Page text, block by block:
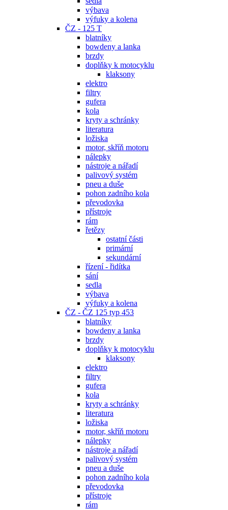
výbava
výfuky a kolena
ČZ - 125 T
blatníky
bowdeny a lanka
brzdy
doplňky k motocyklu
klaksony
elektro
filtry
gufera
kola
kryty a schránky
literatura
ložiska
motor, skříň motoru
nálepky
nástroje a nářadí
palivový systém
pneu a duše
pohon zadního kola
převodovka
přístroje
rám
řetězy
ostatní části
primární
sekundární
řízení - řidítka
sání
sedla
výbava
výfuky a kolena
ČZ - ČZ 125 typ 453
blatníky
bowdeny a lanka
brzdy
doplňky k motocyklu
klaksony
elektro
filtry
gufera
kola
kryty a schránky
literatura
ložiska
motor, skříň motoru
nálepky
nástroje a nářadí
palivový systém
pneu a duše
pohon zadního kola
převodovka
přístroje
rám